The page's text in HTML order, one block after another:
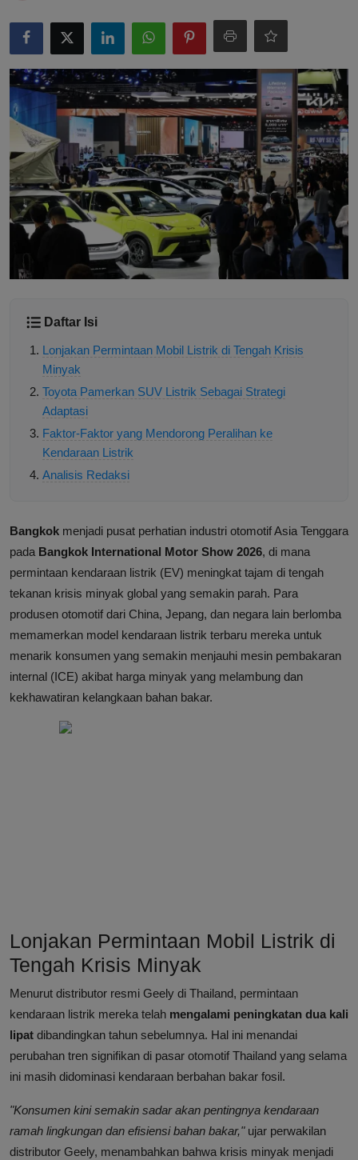
Daftar Isi
Lonjakan Permintaan Mobil Listrik di Tengah Krisis
Minyak
Toyota Pamerkan SUV Listrik Sebagai Strategi
Adaptasi
Faktor-Faktor yang Mendorong Peralihan ke
Kendaraan Listrik
Analisis Redaksi
Bangkok menjadi pusat perhatian industri otomotif Asia Tenggara
pada Bangkok International Motor Show 2026, di mana
permintaan kendaraan listrik (EV) meningkat tajam di tengah
tekanan krisis minyak global yang semakin parah. Para
produsen otomotif dari China, Jepang, dan negara lain berlomba
memamerkan model kendaraan listrik terbaru mereka untuk
menarik konsumen yang semakin menjauhi mesin pembakaran
internal (ICE) akibat harga minyak yang melambung dan
kekhawatiran kelangkaan bahan bakar.
Lonjakan Permintaan Mobil Listrik di
Tengah Krisis Minyak
Menurut distributor resmi Geely di Thailand, permintaan
kendaraan listrik mereka telah mengalami peningkatan dua kali
lipat dibandingkan tahun sebelumnya. Hal ini menandai
perubahan tren signifikan di pasar otomotif Thailand yang selama
ini masih didominasi kendaraan berbahan bakar fosil.
"Konsumen kini semakin sadar akan pentingnya kendaraan
ramah lingkungan dan efisiensi bahan bakar,"ujar perwakilan
distributor Geely, menambahkan bahwa krisis minyak menjadi